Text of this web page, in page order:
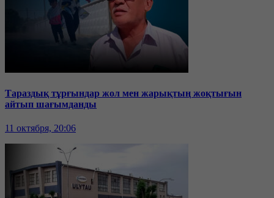
Тараздық тұрғындар жол мен жарықтың жоқтығын
айтып шағымданды
11 октября, 20:06